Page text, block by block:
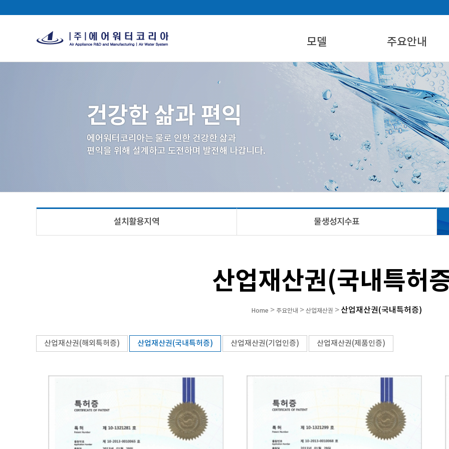
모델
에어워터 제품
에어워터 시스템 개요
제품규격별 제원
주요안내
설치활용지역
물생성지수표
산업재산권
설치활용지역 물생성지수표
산업재산권(국내특허
Home > 주요안내 > 산업재산권 > 산업재산권(국내특허증)
산업재산권(해외특허증) 산업재산권(국내특허증) 산업재산권(기업인증) 산업재산권(제품인증)